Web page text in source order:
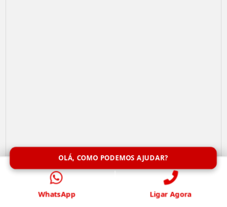
Remoção de Abelhas
OLÁ, COMO PODEMOS AJUDAR?
WhatsApp Ligar Agora